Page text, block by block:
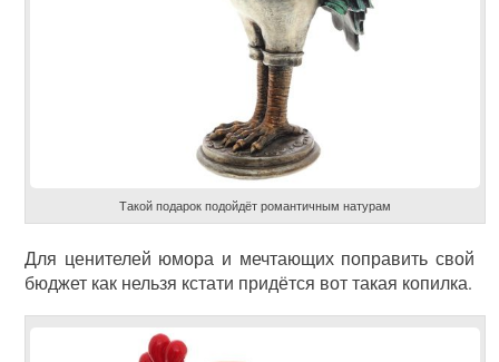
Такой подарок подойдёт романтичным натурам
Для ценителей юмора и мечтающих поправить свой
бюджет как нельзя кстати придётся вот такая копилка.